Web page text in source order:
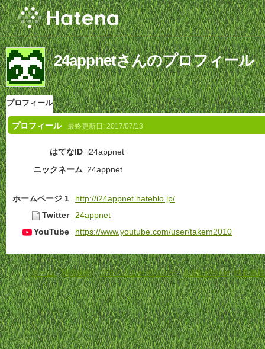
24appnetさんのプロフィール
プロフィール
プロフィール 最終更新日: 2017/07/13
はてなID i24appnet
ニックネーム 24appnet
ホームページ 1
http://i24appnet.hateblo.jp/
Twitter
24appnet
YouTube
https://www.youtube.com/user/takem2010
ホーム-利用規約-プライバシーポリシー-お問い合わせ-特定商